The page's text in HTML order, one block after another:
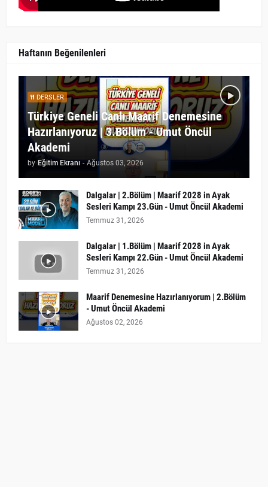
Haftanın Beğenilenleri
DERSLER
Türkiye Geneli Canlı Maarif Denemesine
Hazırlanıyoruz | 3.Bölüm - Umut Öncül
Akademi
by Eğitim Ekranı - Ağustos 03, 2026
Dalgalar | 2.Bölüm | Maarif 2028 in Ayak
Sesleri Kampı 23.Gün - Umut Öncül Akademi
Temmuz 31, 2026
Dalgalar | 1.Bölüm | Maarif 2028 in Ayak
Sesleri Kampı 22.Gün - Umut Öncül Akademi
Temmuz 31, 2026
Maarif Denemesine Hazırlanıyorum | 2.Bölüm
- Umut Öncül Akademi
Ağustos 02, 2026